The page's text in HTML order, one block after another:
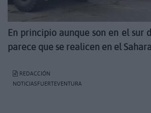
En principio aunque son en el sur
parece que se realicen en el
REDACCIÓN
NOTICIASFUERTEVENTURA